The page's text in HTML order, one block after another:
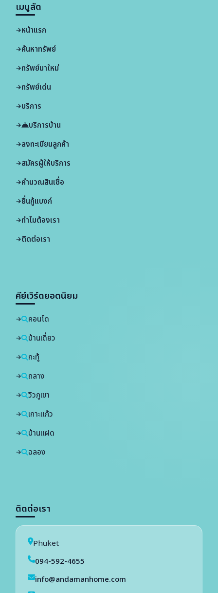
เมนูลัด
หน้าแรก
ค้นหาทรัพย์
ทรัพย์มาใหม่
ทรัพย์เด่น
บริการ
บริการบ้าน
ลงทะเบียนลูกค้า
สมัครผู้ให้บริการ
คำนวณสินเชื่อ
ยื่นกู้แบงก์
ทำไมต้องเรา
ติดต่อเรา
คีย์เวิร์ดยอดนิยม
คอนโด
บ้านเดี่ยว
กะทู้
ถลาง
วิวภูเขา
เกาะแก้ว
บ้านแฝด
ฉลอง
ติดต่อเรา
Phuket
094-592-4655
info@andamanhome.com